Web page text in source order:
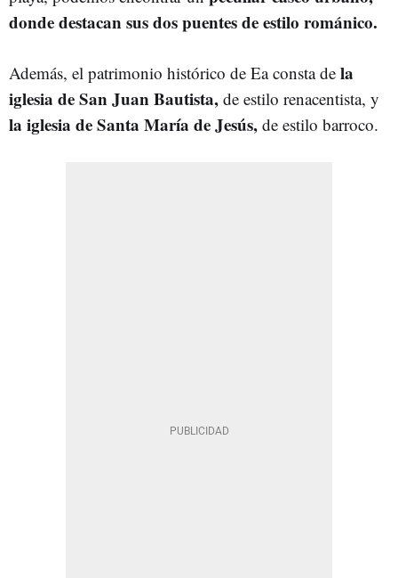
donde destacan sus dos puentes de estilo románico.
Además, el patrimonio histórico de Ea consta de la
iglesia de San Juan Bautista, de estilo renacentista, y
la iglesia de Santa María de Jesús, de estilo barroco.